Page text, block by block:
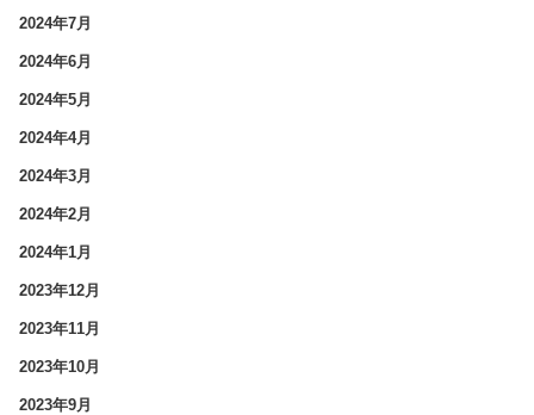
2024年7月
2024年6月
2024年5月
2024年4月
2024年3月
2024年2月
2024年1月
2023年12月
2023年11月
2023年10月
2023年9月